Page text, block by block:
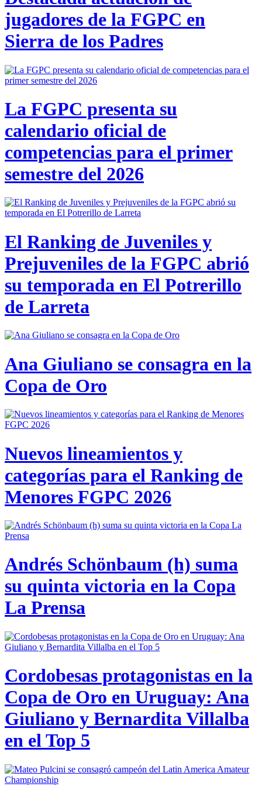
jugadores de la FGPC en
Sierra de los Padres
La FGPC presenta su
calendario oficial de
competencias para el primer
semestre del 2026
El Ranking de Juveniles y
Prejuveniles de la FGPC abrió
su temporada en El Potrerillo
de Larreta
Ana Giuliano se consagra en la
Copa de Oro
Nuevos lineamientos y
categorías para el Ranking de
Menores FGPC 2026
Andrés Schönbaum (h) suma
su quinta victoria en la Copa
La Prensa
Cordobesas protagonistas en la
Copa de Oro en Uruguay: Ana
Giuliano y Bernardita Villalba
en el Top 5